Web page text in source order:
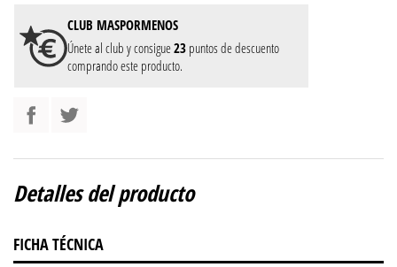
CLUB MASPORMENOS
Únete al club y consigue23 puntos de descuento
comprando este producto.
Detalles del producto
FICHA TÉCNICA